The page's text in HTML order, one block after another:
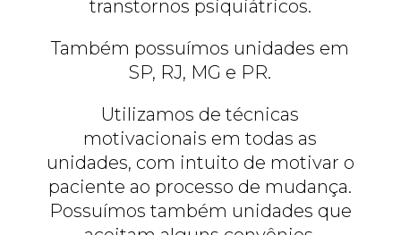
transtornos psiquiátricos.
Também possuímos unidades em
SP, RJ, MG e PR.
Utilizamos de técnicas
motivacionais em todas as
unidades, com intuito de motivar o
paciente ao processo de mudança.
Possuímos também unidades que